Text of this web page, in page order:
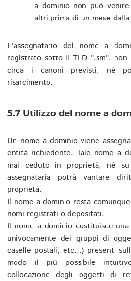
a dominio non può
altri prima di un mese
L'assegnatario del nome a
registrato sotto il TLD ".sm", non
circa i canoni previsti, nè
risarcimento.
5.7 Utilizzo del nome a
Un nome a dominio viene
entità richiedente. Tale nome a
mai ceduto in proprietà, nè
assegnataria potrà vantare
proprietà.
Il nome a dominio resta
nomi registrati o depositati.
Il nome a dominio costituisce
univocamente dei gruppi di
caselle postali, etc...) presenti
modo il più possibile
collocazione degli oggetti di